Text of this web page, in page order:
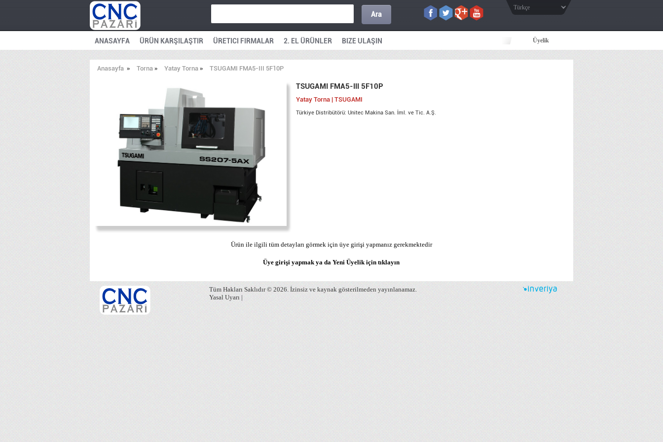
Ara
Türkçe
ANASAYFA ÜRÜN KARŞILAŞTIR ÜRETICI FIRMALAR 2. EL ÜRÜNLER BIZE ULAŞIN Üyelik
Anasayfa» Torna» Yatay Torna» TSUGAMI FMA5-III 5F10P
TSUGAMI FMA5-III 5F10P
Yatay Torna | TSUGAMI
Türkiye Distribütörü: Unitec Makina San. İml. ve Tic. A.Ş.
Ürün ile ilgili tüm detayları görmek için üye girişi yapmanız gerekmektedir
Üye girişi yapmak ya da Yeni Üyelik içintıklayın
Tüm Hakları Saklıdır © 2026. İzinsiz ve kaynak gösterilmeden yayınlanamaz.
Yasal Uyarı|